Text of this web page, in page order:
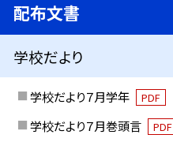
配布文書
学校だより
学校だより７月学年 PDF
学校だより７月巻頭言
PDF